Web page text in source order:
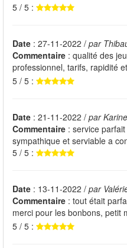
5 / 5 :
Date : 27-11-2022 / par
Commentaire : qualité des
professionnel, tarifs, rapidité
5 / 5 :
Date : 21-11-2022 / par
Commentaire : service
sympathique et serviable a
5 / 5 :
Date : 13-11-2022 / par
Commentaire : tout était
merci pour les bonbons, petit
5 / 5 :